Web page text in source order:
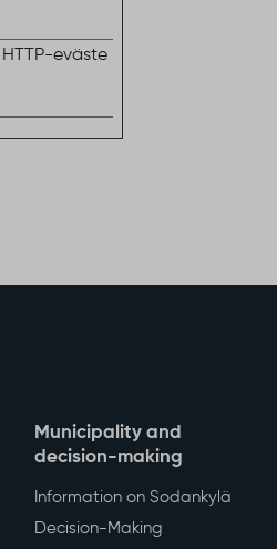
HTTP-eväste
Municipality and
decision-making
Information on Sodankylä
Decision-Making